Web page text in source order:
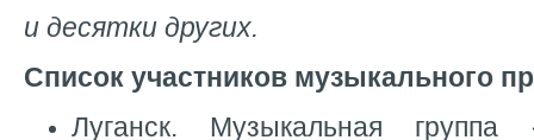
и десятки других.
Список участников музыкального
Луганск. Музыкальная